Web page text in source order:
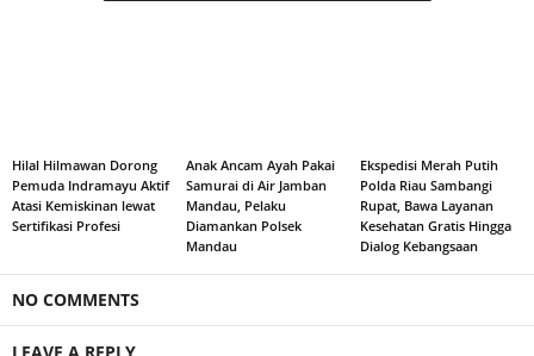
Hilal Hilmawan Dorong
Pemuda Indramayu Aktif
Atasi Kemiskinan lewat
Sertifikasi Profesi
Anak Ancam Ayah Pakai
Samurai di Air Jamban
Mandau, Pelaku
Diamankan Polsek
Mandau
Ekspedisi Merah Putih
Polda Riau Sambangi
Rupat, Bawa Layanan
Kesehatan Gratis Hingga
Dialog Kebangsaan
NO COMMENTS
LEAVE A REPLY